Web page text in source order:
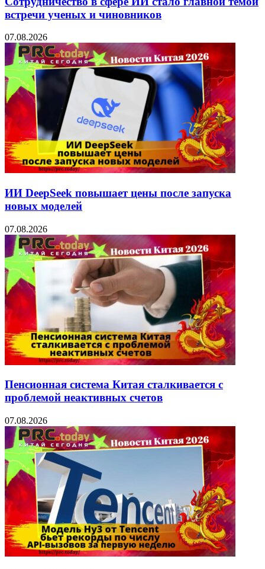
встречи ученых и чиновников
07.08.2026
ИИ DeepSeek повышает цены после запуска
новых моделей
07.08.2026
Пенсионная система Китая сталкивается с
проблемой неактивных счетов
07.08.2026